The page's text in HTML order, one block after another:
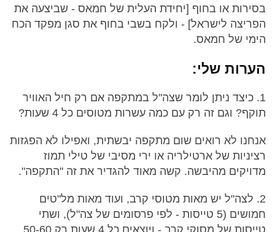
בסירות או בחוף [יחידת העלית של חמאס - שביצעה את
הפריצה לישראל] - ולקח בשבי בחוף את סגן מפקד הכח
הימי של חמאס.
הערות שלי:
1. כיצד ניתן לומר שצה"ל במתקפה אם רק חיל האוויר
תוקף? וגם זה רק עם כמה עשרות מטוסים כל 4 שעות?
אנחנו לא רואים שום מתקפה יבשתית, ואפילו לא הפגזות
רציניות של ארטילריה או ירי מסיבי של טילי תמוז
מדויקים מהיבשה. קשה מאוד להגדיר את זה "התקפה".
2. לצה"ל יש מאות מטוסי קרב, ועוד מאות מל"טים
חמושים (5 טייסות - לפי פרסומים של צה"ל), ושתי
טייסות של מסוקי קרב - ויוצאים כל 4 שעות רק 50-60